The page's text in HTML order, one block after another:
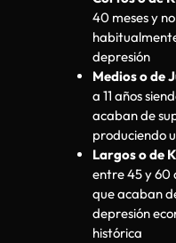
40 meses y
depresión
Medios o de
a 11 años
acaban de
produciendo
Largos o de
entre 45 y 60
que acaban
depresión
histórica